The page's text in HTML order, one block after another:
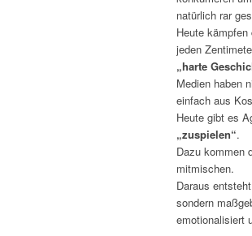
natürlich rar
Heute
jeden
„harte
Medien haben
einfach aus
Heute gibt es
„zuspielen“.
Dazu kommen
mitmischen.
Daraus
sondern
emotionalisiert